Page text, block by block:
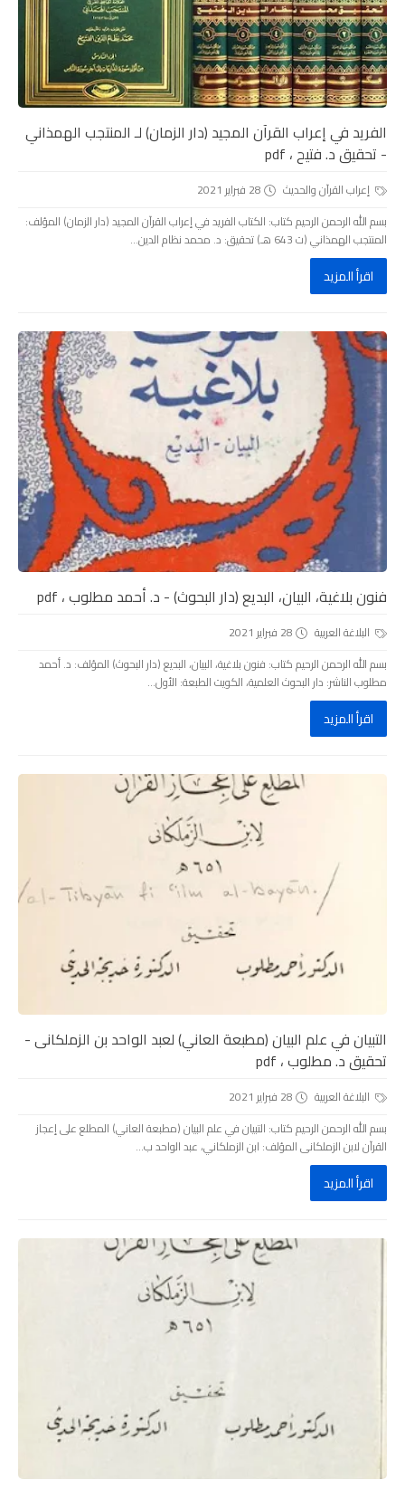
الفريد في إعراب القرآن المجيد (دار الزمان) لـ المنتجب الهمذاني
- تحقيق د. فتيح ، pdf
إعراب القرآن والحديث
28 فبراير 2021
بسم الله الرحمن الرحيم كتاب: الكتاب الفريد في إعراب القرآن المجيد (دار الزمان) المؤلف:
المنتجب الهمذاني (ت 643 هـ) تحقيق: د. محمد نظام الدين...
اقرأ المزيد
فنون بلاغية، البيان، البديع (دار البحوث) - د. أحمد مطلوب ، pdf
البلاغة العربية
28 فبراير 2021
بسم الله الرحمن الرحيم كتاب: فنون بلاغية، البيان، البديع (دار البحوث) المؤلف: د. أحمد
مطلوب الناشر: دار البحوث العلمية، الكويت الطبعة: الأول...
اقرأ المزيد
التبيان في علم البيان (مطبعة العاني) لعبد الواحد بن الزملكانى -
تحقيق د. مطلوب ، pdf
البلاغة العربية
28 فبراير 2021
بسم الله الرحمن الرحيم كتاب: التبيان في علم البيان (مطبعة العاني) المطلع على إعجاز
القرآن لابن الزملكانى المؤلف: ابن الزملكاني، عبد الواحد ب...
اقرأ المزيد